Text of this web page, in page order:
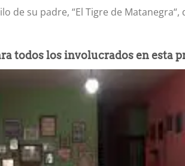
de su padre, “El Tigre de Matanegra“,
todos los involucrados en esta